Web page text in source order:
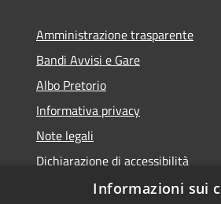
Amministrazione trasparente
Bandi Avvisi e Gare
Albo Pretorio
Informativa privacy
Note legali
Dichiarazione di accessibilità
Informazioni sui